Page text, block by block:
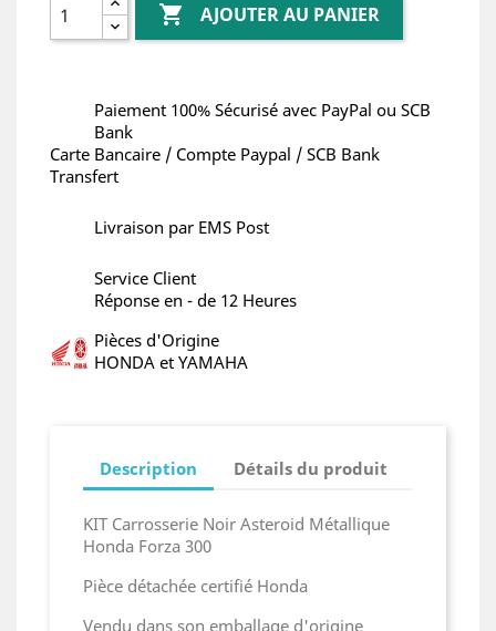
 AJOUTER AU PANIER
Paiement 100% Sécurisé avec PayPal ou SCB
Bank
Carte Bancaire / Compte Paypal / SCB Bank
Transfert
Livraison par EMS Post
Service Client
Réponse en - de 12 Heures
Pièces d'Origine
HONDA et YAMAHA
Description Détails du produit
KIT Carrosserie Noir Asteroid Métallique
Honda Forza 300
Pièce détachée certifié Honda
Vendu dans son emballage d'origine